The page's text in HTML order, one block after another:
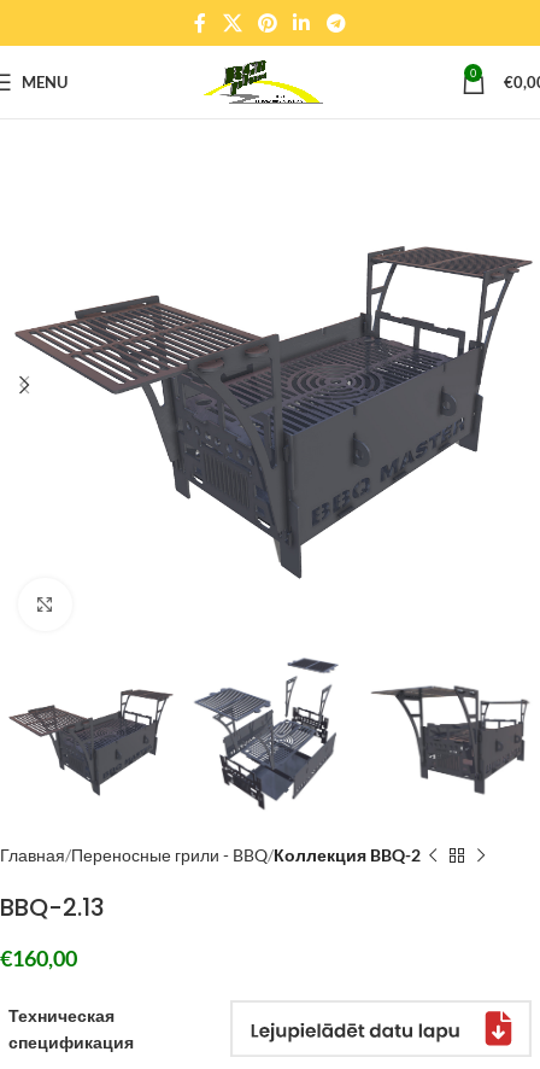
MENU 0 €
Главная Переносные грили - BBQ Коллекция BBQ-2
BBQ-2.13
€160,00
Техническая
спецификация